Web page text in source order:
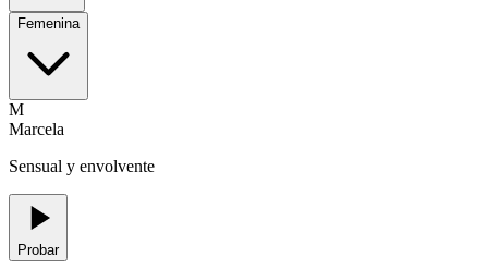
Femenina
M
Marcela
Sensual y envolvente
Probar